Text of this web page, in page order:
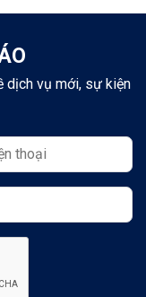
dịch vụ mới, sự kiện